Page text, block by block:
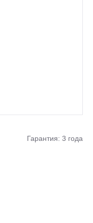
Гарантия: 3 года